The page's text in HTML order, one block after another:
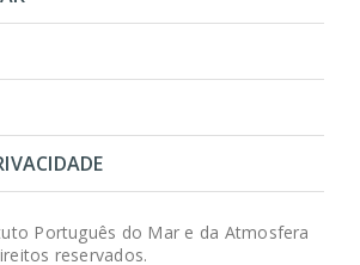
Português do Mar e da Atmosfera
reservados.